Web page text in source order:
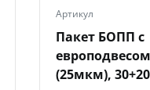
Артикул
Пакет БОПП с
(25мкм),